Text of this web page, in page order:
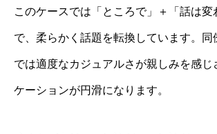
このケースでは「ところで」＋「話は変
で、柔らかく話題を転換しています。同
では適度なカジュアルさが親しみを感じ
ケーションが円滑になります。